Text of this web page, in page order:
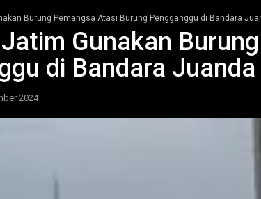
Burung Pemangsa Atasi Burung Pengganggu di Bandara
Jatim Gunakan
di Bandara Juanda
2024